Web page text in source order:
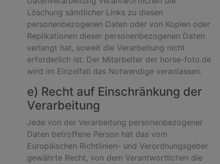
Löschung sämtlicher Links zu diesen
personenbezogenen Daten oder von Kopien oder
Replikationen dieser personenbezogenen Daten
verlangt hat, soweit die Verarbeitung nicht
erforderlich ist. Der Mitarbeiter der horse-foto.de
wird im Einzelfall das Notwendige veranlassen.
e) Recht auf Einschränkung der
Verarbeitung
Jede von der Verarbeitung personenbezogener
Daten betroffene Person hat das vom
Europäischen Richtlinien- und Verordnungsgeber
gewährte Recht, von dem Verantwortlichen die